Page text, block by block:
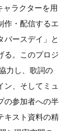
ャラクターを用
作・配信するエ
バースデイ」と
る。このプロジ
力し、歌詞の
、そしてミュ
の参加者への半
キスト資料の精